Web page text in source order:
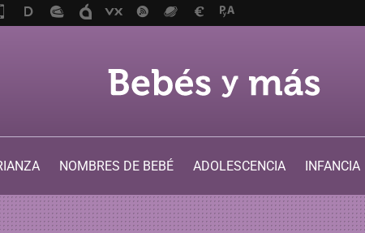
NOMBRES DE BEBÉ ADOLESCENCIA
INFANCIA